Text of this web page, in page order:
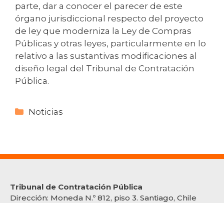
parte, dar a conocer el parecer de este
órgano jurisdiccional respecto del proyecto
de ley que moderniza la Ley de Compras
Públicas y otras leyes, particularmente en lo
relativo a las sustantivas modificaciones al
diseño legal del Tribunal de Contratación
Pública.
Noticias
Tribunal de Contratación Pública
Dirección: Moneda N.º 812, piso 3. Santiago, Chile